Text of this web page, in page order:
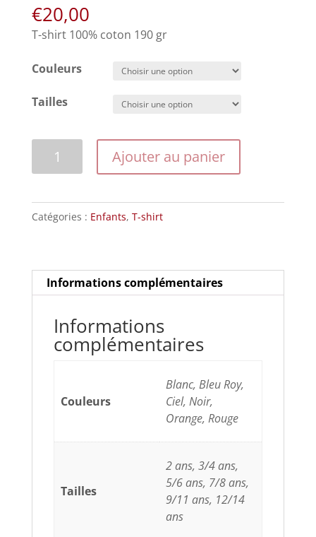
€20,00
T-shirt 100% coton 190 gr
Couleurs
Tailles
201546eltt
Ajouter au panier
Catégories : Enfants, T-shirt
Informations complémentaires
Informations
complémentaires
Couleurs
Blanc, Bleu Roy,
Ciel, Noir,
Orange, Rouge
Tailles
2 ans, 3/4 ans,
5/6 ans, 7/8 ans,
9/11 ans, 12/14
ans